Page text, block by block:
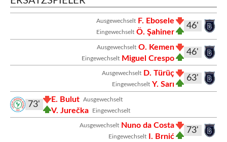
46'
Ausgewechselt F. Ebosele
Eingewechselt Ö. Şahiner
46'
Ausgewechselt O. Kemen
Eingewechselt Miguel Crespo
63'
Ausgewechselt D. Türüç
Eingewechselt Y. Sarı
Ausgewechselt
E. Bulut
Eingewechselt
V. Jurečka
73'
73'
Ausgewechselt Nuno da Costa
Eingewechselt I. Brnić